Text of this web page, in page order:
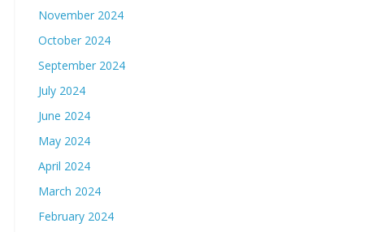
November 2024
October 2024
September 2024
July 2024
June 2024
May 2024
April 2024
March 2024
February 2024